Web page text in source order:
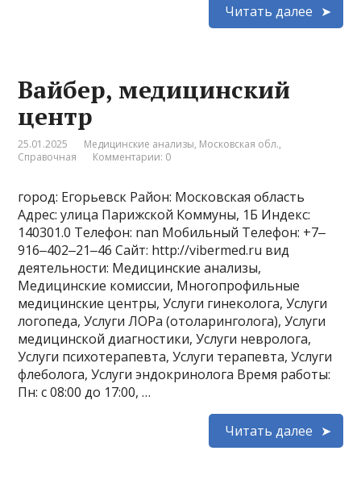
Читать далее
Вайбер, медицинский
центр
25.01.2025 Медицинские анализы, Московская обл.,
Справочная
Комментарии: 0
город: Егорьевск Район: Московская область
Адрес: улица Парижской Коммуны, 1Б Индекс:
140301.0 Телефон: nan Мобильный Телефон: +7‒
916‒402‒21‒46 Сайт: http://vibermed.ru вид
деятельности: Медицинские анализы,
Медицинские комиссии, Многопрофильные
медицинские центры, Услуги гинеколога, Услуги
логопеда, Услуги ЛОРа (отоларинголога), Услуги
медицинской диагностики, Услуги невролога,
Услуги психотерапевта, Услуги терапевта, Услуги
флеболога, Услуги эндокринолога Время работы:
Пн: с 08:00 до 17:00, …
Читать далее